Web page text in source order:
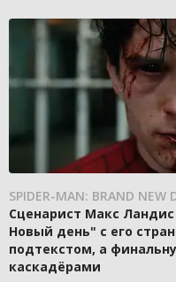
SPIDER-MAN: BRAND NEW
Сценарист Макс
Новый день" с его
подтекстом, а
каскадёрами